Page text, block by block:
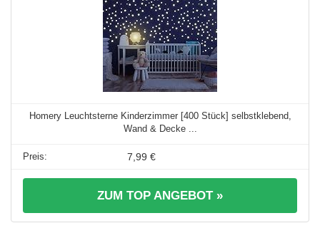
Homery Leuchtsterne Kinderzimmer [400 Stück] selbstklebend,
Wand & Decke ...
7,99 €
ZUM TOP ANGEBOT »